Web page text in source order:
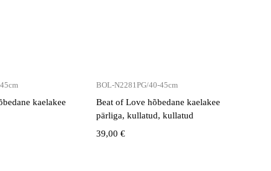
kaelakee
BOL-N2281PG/40-45cm
Beat of Love hõbedane kaelakee
pärliga, kullatud, kullatud
39,00 €